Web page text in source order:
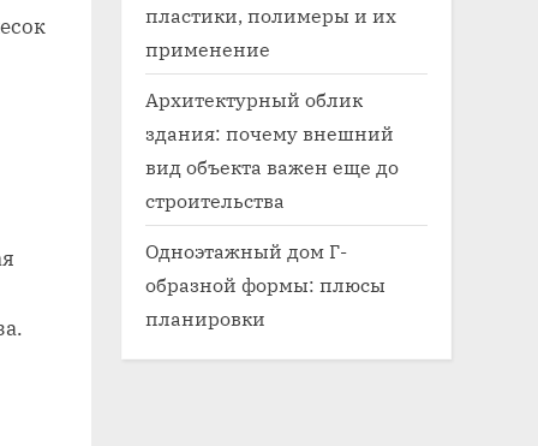
пластики, полимеры и их
применение
Архитектурный облик
здания: почему внешний
вид объекта важен еще до
строительства
Одноэтажный дом Г-
образной формы: плюсы
планировки